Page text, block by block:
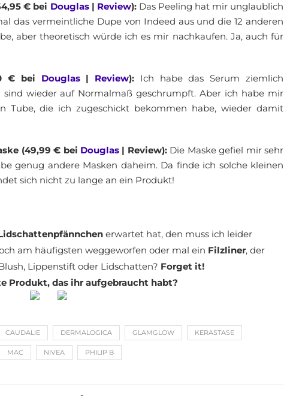
€ bei Douglas| Review): Das Peeling hat mir unglaublich
das vermeintliche Dupe von Indeed aus und die 12 anderen
aber theoretisch würde ich es mir nachkaufen. Ja, auch für
€ bei Douglas| Review): Ich habe das Serum ziemlich
wieder auf Normalmaß geschrumpft. Aber ich habe mir
Tube, die ich zugeschickt bekommen habe, wieder damit
(49,99 € bei Douglas | Review): Die Maske gefiel mir sehr
genug andere Masken daheim. Da finde ich solche kleinen
sich nicht zu lange an ein Produkt!
erwartet hat, den muss ich leider
am häufigsten weggeworfen oder mal ein Filzliner, der
Lippenstift oder Lidschatten? Forget it!
Produkt, das ihr aufgebraucht habt?
CAUDALIE DERMALOGICA GLAMGLOW KERASTASE
MAC NIVEA PHILIP B